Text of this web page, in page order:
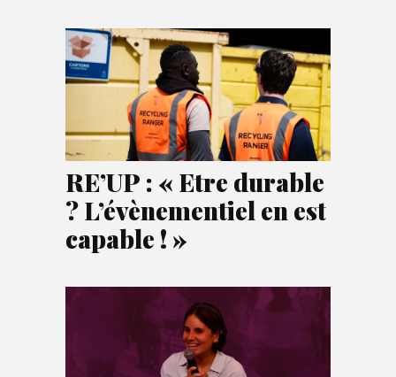
RE’UP : « Etre durable
? L’évènementiel en est
capable ! »